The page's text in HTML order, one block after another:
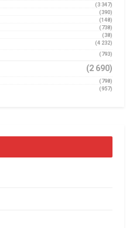
(3 347)
(390)
(148)
(738)
(38)
(4 232)
(793)
(2 690)
(798)
(957)